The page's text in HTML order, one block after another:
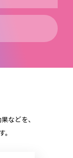
などを、